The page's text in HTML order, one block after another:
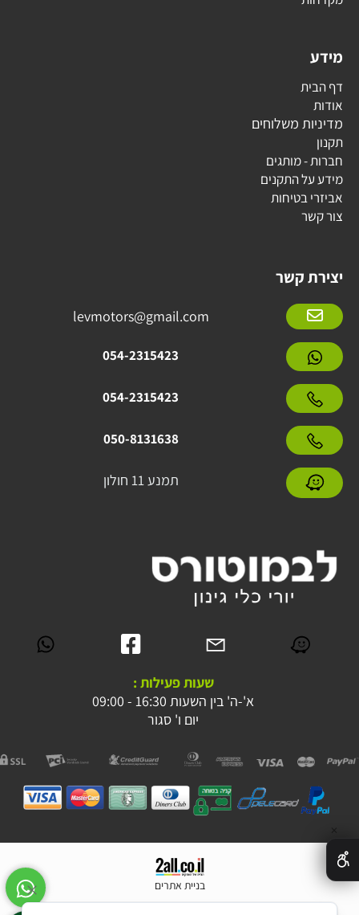
מידע
דף הבית
אודות
מדיניות משלוחים
תקנון
חברות - מותגים
מידע על התקנים
אביזרי בטיחות
צור קשר
יצירת קשר
levmotors@gmail.com
054-2315423
054-2315423
050-8131638
תמנע 11 חולון
שעות פעילות :
א'-ה' בין השעות 16:30 - 09:00
יום ו' סגור
בניית אתרים